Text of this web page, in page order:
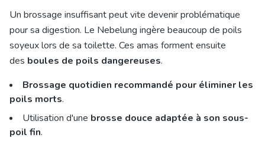
Un brossage insuffisant peut vite devenir problématique
pour sa digestion. Le Nebelung ingère beaucoup de poils
soyeux lors de sa toilette. Ces amas forment ensuite
des boules de poils dangereuses.
Brossage quotidien recommandé pour éliminer les
poils morts.
Utilisation d'une brosse douce adaptée à son sous-
poil fin.